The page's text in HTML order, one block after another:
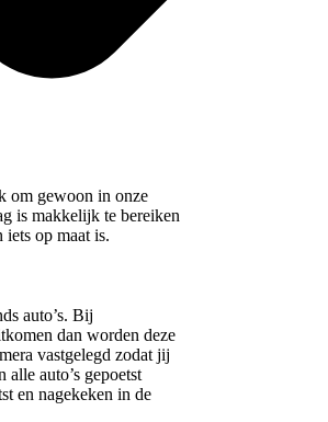
om gewoon in onze
is makkelijk te bereiken
op maat is.
auto’s. Bij
dan worden deze
vastgelegd zodat jij
auto’s gepoetst
en nagekeken in de